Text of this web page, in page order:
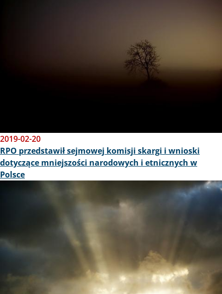
2019-02-20
RPO przedstawił sejmowej komisji skargi i wnioski
dotyczące mniejszości narodowych i etnicznych w
Polsce